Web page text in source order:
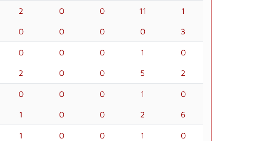
2 0 0 11 1
0 0 0 0 3
0 0 0 1 0
2 0 0 5 2
0 0 0 1 0
1 0 0 2 6
1 0 0 1 0